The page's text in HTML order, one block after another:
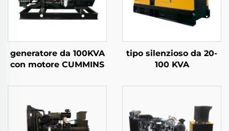
generatore da 100KVA
con motore CUMMINS
tipo silenzioso da 20-
100 KVA